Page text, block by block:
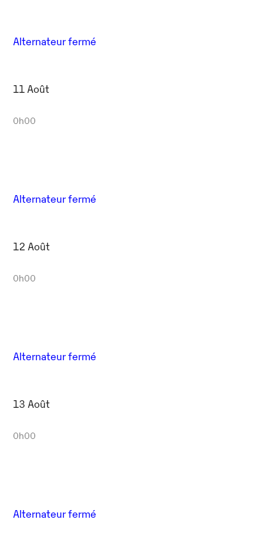
Alternateur fermé
11 Août
0h00
Alternateur fermé
12 Août
0h00
Alternateur fermé
13 Août
0h00
Alternateur fermé